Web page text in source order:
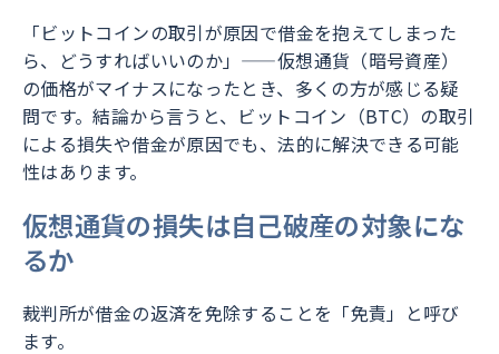
「ビットコインの取引が原因で借金を抱えてしまった
ら、どうすればいいのか」——仮想通貨（暗号資産）
の価格がマイナスになったとき、多くの方が感じる疑
問です。結論から言うと、ビットコイン（BTC）の取引
による損失や借金が原因でも、法的に解決できる可能
性はあります。
仮想通貨の損失は自己破産の対象にな
るか
裁判所が借金の返済を免除することを「免責」と呼び
ます。